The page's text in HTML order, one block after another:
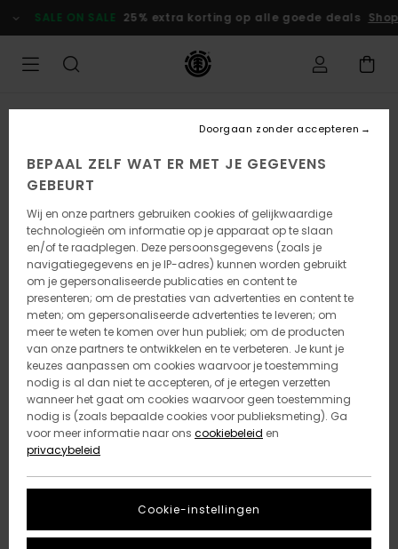
naar
Productinformatie
SALE ON SALE 25% extra korting op alle goede deals
BEPAAL ZELF WAT ER MET JE GEGEVENS
GEBEURT
Wij en onze partners gebruiken cookies of gelijkwaardige
technologieën om informatie op je apparaat op te slaan
en/of te raadplegen. Deze persoonsgegevens (zoals je
navigatiegegevens en je IP-adres) kunnen worden gebruikt
om je gepersonaliseerde publicaties en content te
presenteren; om de prestaties van advertenties en content te
meten; om gepersonaliseerde advertenties te leveren; om
meer te weten te komen over hun publiek; om de producten
van onze partners te ontwikkelen en te verbeteren. Je kunt je
keuzes aanpassen om cookies waarvoor je toestemming
nodig is al dan niet te accepteren, of je ertegen verzetten
wanneer het gaat om cookies waarvoor geen toestemming
nodig is (zoals bepaalde cookies voor publieksmeting). Ga
voor meer informatie naar ons cookiebeleid en
privacybeleid
Cookie-instellingen
Doorgaan zonder accepteren